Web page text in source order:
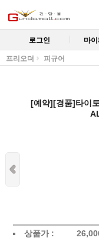
로그인 마
프리오더 피규어
[예약][경품]타이
상품가 :